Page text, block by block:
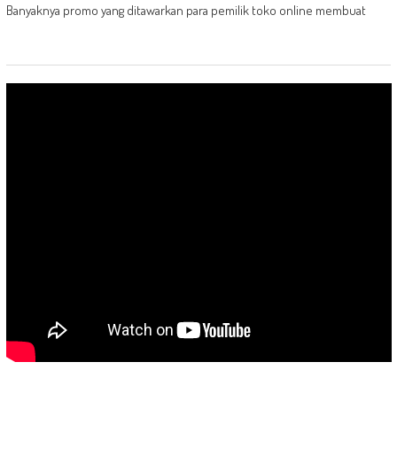
Banyaknya promo yang ditawarkan para pemilik toko online membuat